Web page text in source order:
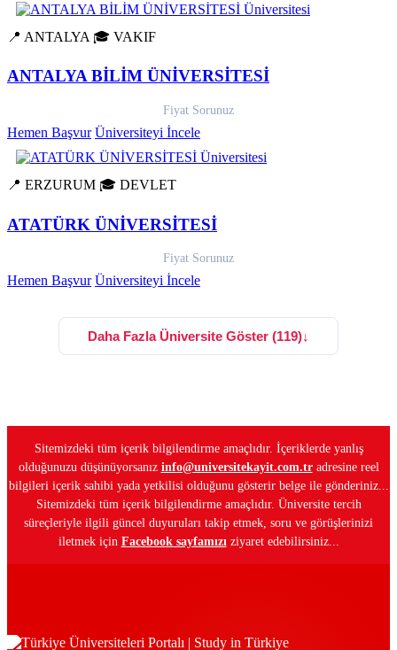
📍 ANTALYA 🎓 VAKIF
ANTALYA BİLİM ÜNİVERSİTESİ
Fiyat Sorunuz
Hemen Başvur Üniversiteyi İncele
📍 ERZURUM 🎓 DEVLET
ATATÜRK ÜNİVERSİTESİ
Fiyat Sorunuz
Hemen Başvur Üniversiteyi İncele
Daha Fazla Üniversite Göster (119)↓
Sitemizdeki tüm içerik bilgilendirme amaçlıdır. İçeriklerde yanlış
olduğunuzu düşünüyorsanız info@universitekayit.com.tradresine reel
bilgileri içerik sahibi yada yetkilisi olduğunu gösterir belge ile gönderiniz...
Sitemizdeki tüm içerik bilgilendirme amaçlıdır. Üniversite tercih
süreçleriyle ilgili güncel duyuruları takip etmek, soru ve görüşlerinizi
iletmek için Facebook sayfamızıziyaret edebilirsiniz...